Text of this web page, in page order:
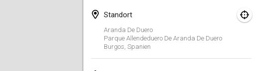
Standort
Aranda De Duero
Parque Allendeduero De Aranda De Duero
Burgos Spanien
Februar 2023
Open Grégorien
4. Feb. 2023|Frankreich